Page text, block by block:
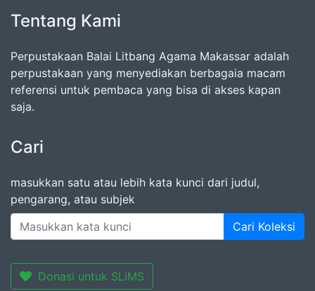
Tentang Kami
Perpustakaan Balai Litbang Agama Makassar adalah
perpustakaan yang menyediakan berbagaia macam
referensi untuk pembaca yang bisa di akses kapan
saja.
Cari
masukkan satu atau lebih kata kunci dari judul,
pengarang, atau subjek
Cari Koleksi
Donasi untuk SLiMS